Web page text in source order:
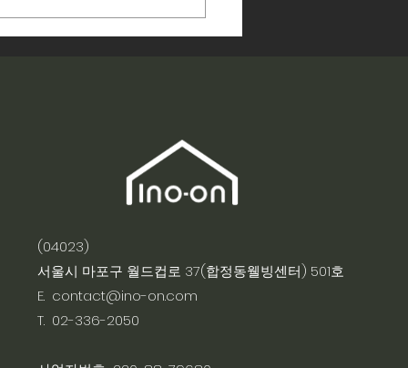
온,「2025 NIPA 파트너
」우수기업 선정
(04023)​
서울시 마포구 월드컵로 37(합정동웰빙센터) 501호
E. contact@ino-on.com
T. 02-336-2050